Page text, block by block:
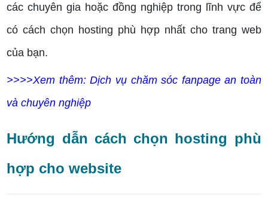
các chuyên gia hoặc đồng nghiệp trong lĩnh vực để
có cách chọn hosting phù hợp nhất cho trang web
của bạn.
>>>>Xem thêm: Dịch vụ chăm sóc fanpage an toàn
và chuyên nghiệp
Hướng dẫn cách chọn hosting phù
hợp cho website